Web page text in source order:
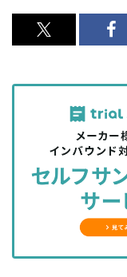
x<br>
記
を
シ
ェ
る
シ
ェ